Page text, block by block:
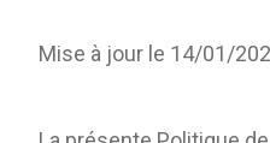
Mise à jour le 14/01/